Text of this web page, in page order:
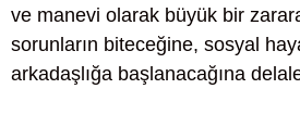
ve manevi olarak büyük bir
sorunların biteceğine, sosyal
arkadaşlığa başlanacağına